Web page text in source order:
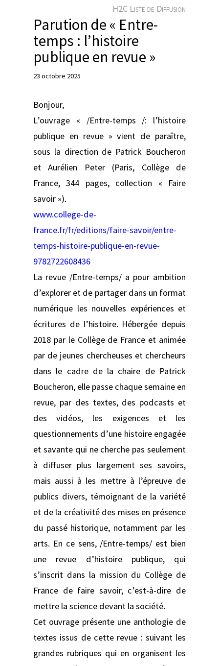
H2C Liste de Diffusion
Parution de « Entre-
temps : l’histoire
publique en revue »
23 octobre 2025
Bonjour,
L’ouvrage « /Entre-temps /: l’histoire
publique en revue » vient de paraître,
sous la direction de Patrick Boucheron
et Aurélien Peter (Paris, Collège de
France, 344 pages, collection « Faire
savoir »).
www.college-de-
france.fr/fr/editions/faire-savoir/entre-
temps-histoire-publique-en-revue-
9782722608436
La revue /Entre-temps/ a pour ambition
d’explorer et de partager dans un format
numérique les nouvelles expériences et
écritures de l’histoire. Hébergée depuis
2018 par le Collège de France et animée
par de jeunes chercheuses et chercheurs
dans le cadre de la chaire de Patrick
Boucheron, elle passe chaque semaine en
revue, par des textes, des podcasts et
des vidéos, les exigences et les
questionnements d’une histoire engagée
et savante qui ne cherche pas seulement
à diffuser plus largement ses savoirs,
mais aussi à les mettre à l’épreuve de
publics divers, témoignant de la variété
et de la créativité des mises en présence
du passé historique, notamment par les
arts. En ce sens, /Entre-temps/ est bien
une revue d’histoire publique, qui
s’inscrit dans la mission du Collège de
France de faire savoir, c’est-à-dire de
mettre la science devant la société.
Cet ouvrage présente une anthologie de
textes issus de cette revue : suivant les
grandes rubriques qui en organisent les